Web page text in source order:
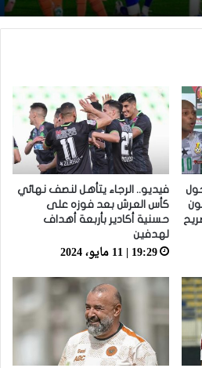
الهزيمة ويتعادل مع
لمثله
فيديو.. الرجاء يتأهل لنصف نهائي
كأس العرش بعد فوزه على
حسنية أكادير بأربعة أهداف
لهدفين
19:29 | 11 مايو، 2024